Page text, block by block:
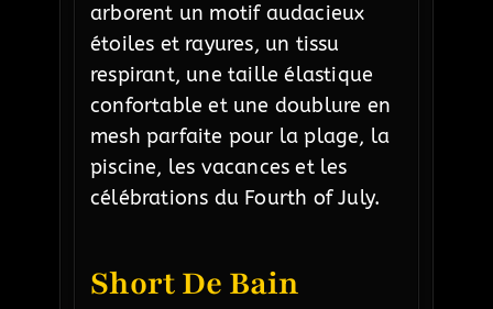
arborent un motif audacieux
étoiles et rayures, un tissu
respirant, une taille élastique
confortable et une doublure en
mesh parfaite pour la plage, la
piscine, les vacances et les
célébrations du Fourth of July.
Short De Bain